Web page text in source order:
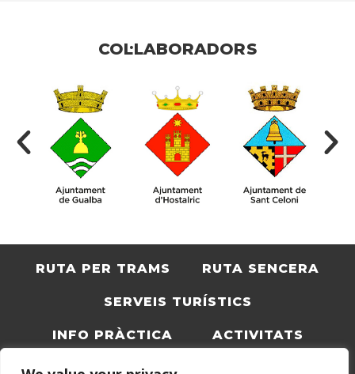
COL·LABORADORS
RUTA PER TRAMS RUTA SENCERA
SERVEIS TURÍSTICS
INFO PRÀCTICA ACTIVITATS
BLOC